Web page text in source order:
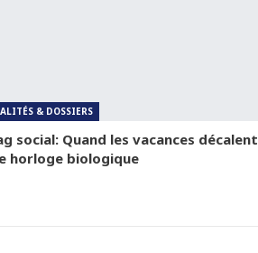
& DOSSIERS
social: Quand les vacances décalent
horloge biologique